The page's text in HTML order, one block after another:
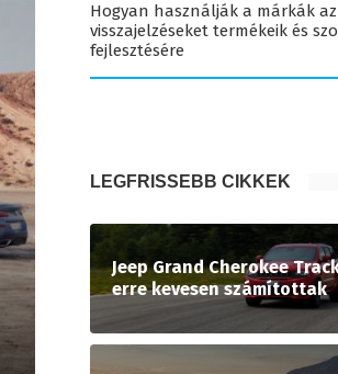
Hogyan használják a márkák
visszajelzéseket termékeik és
fejlesztésére
LEGFRISSEBB CIKKEK
Jeep Grand Cherokee
erre kevesen számítottak